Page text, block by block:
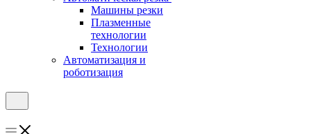
Машины резки
Плазменные
технологии
Технологии
Автоматизация и
роботизация